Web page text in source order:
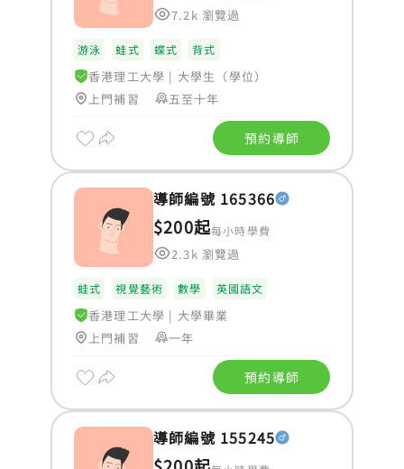
7.2k 瀏覽過
游泳 蛙式 蝶式 背式
香港理工大學 | 大學生（學位）
上門補習
五至十年
預約導師
導師編號 165366
$200起每小時學費
2.3k 瀏覽過
蛙式 視覺藝術 數學 英國語文
香港理工大學 | 大學畢業
上門補習
一年
預約導師
導師編號 155245